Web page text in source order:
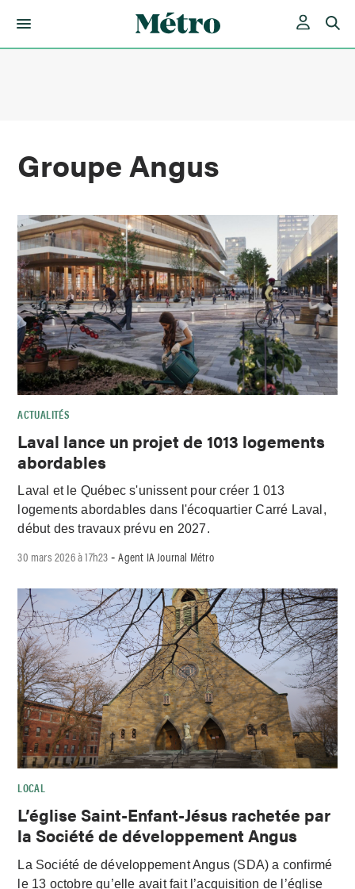
Groupe Angus
ACTUALITÉS
Laval lance un projet de 1013 logements
abordables
Laval et le Québec s'unissent pour créer 1 013
logements abordables dans l'écoquartier Carré Laval,
début des travaux prévu en 2027.
30 mars 2026 à 17h23 -Agent IA Journal Métro
LOCAL
L’église Saint-Enfant-Jésus rachetée par
la Société de développement Angus
La Société de développement Angus (SDA) a confirmé
le 13 octobre qu’elle avait fait l’acquisition de l’église